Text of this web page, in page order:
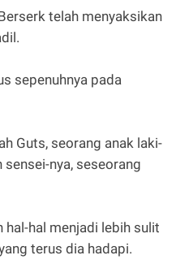
telah menyaksikan
sepenuhnya pada
Guts, seorang anak laki-
nya, seseorang
hal-hal menjadi lebih sulit
terus dia hadapi.